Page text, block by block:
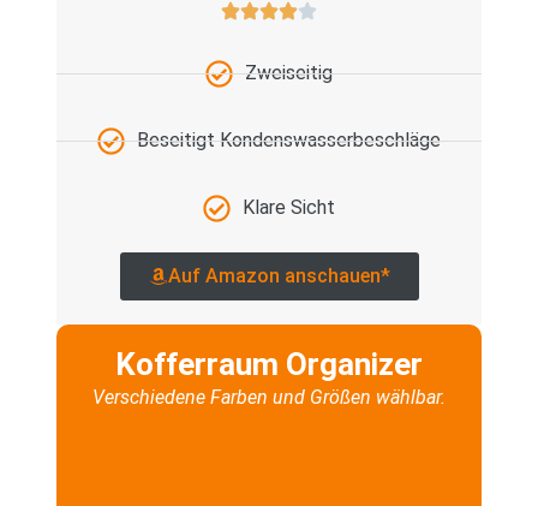
Zweiseitig
Beseitigt Kondenswasserbeschläge
Klare Sicht
Auf Amazon anschauen*
Kofferraum Organizer
Verschiedene Farben und Größen wählbar.